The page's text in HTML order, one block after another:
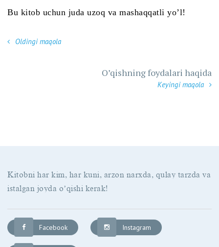
Bu kitob uchun juda uzoq va mashaqqatli yo’l!
Oldingi maqola
O’qishning foydalari haqida
Keyingi maqola
Kitobni har kim, har kuni, arzon narxda, qulay tarzda va
istalgan joyda oʼqishi kerak!
Facebook Instagram